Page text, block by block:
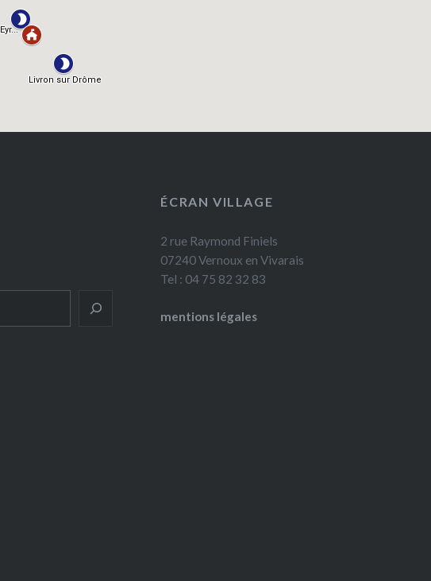
ÉCRAN VILLAGE
2 rue Raymond Finiels
07240 Vernoux en Vivarais
Tel : 04 75 82 32 83
mentions légales